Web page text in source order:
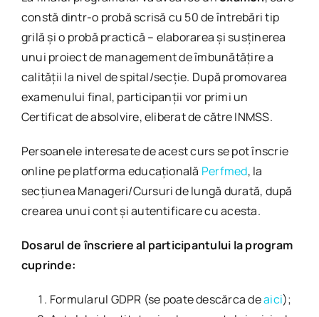
constă dintr-o probă scrisă cu 50 de întrebări tip
grilă şi o probă practică – elaborarea şi susţinerea
unui proiect de management de îmbunătățire a
calității la nivel de spital/secție. După promovarea
examenului final, participanţii vor primi un
Certificat de absolvire, eliberat de către INMSS.
Persoanele interesate de acest curs se pot înscrie
online pe platforma educațională Perfmed, la
secțiunea Manageri/Cursuri de lungă durată, după
crearea unui cont și autentificare cu acesta.
Dosarul de înscriere al participantului la program
cuprinde:
Formularul GDPR (se poate descărca deaici);